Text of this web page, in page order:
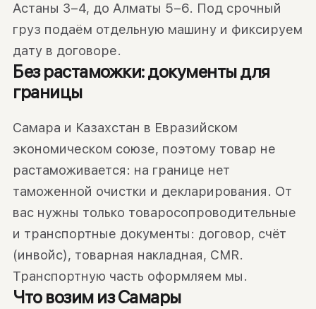
Астаны 3–4, до Алматы 5–6. Под срочный
груз подаём отдельную машину и фиксируем
дату в договоре.
Без растаможки: документы для
границы
Самара и Казахстан в Евразийском
экономическом союзе, поэтому товар не
растаможивается: на границе нет
таможенной очистки и декларирования. От
вас нужны только товаросопроводительные
и транспортные документы: договор, счёт
(инвойс), товарная накладная, CMR.
Транспортную часть оформляем мы.
Что возим из Самары